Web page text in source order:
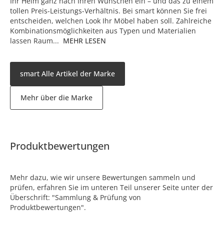
tollen Preis-Leistungs-Verhältnis. Bei smart können Sie frei
entscheiden, welchen Look Ihr Möbel haben soll. Zahlreiche
Kombinationsmöglichkeiten aus Typen und Materialien
lassen Raum... MEHR LESEN
smart Alle Artikel der Marke
Mehr über die Marke
Produktbewertungen
Mehr dazu, wie wir unsere Bewertungen sammeln und
prüfen, erfahren Sie im unteren Teil unserer Seite unter der
Überschrift: "Sammlung & Prüfung von
Produktbewertungen".